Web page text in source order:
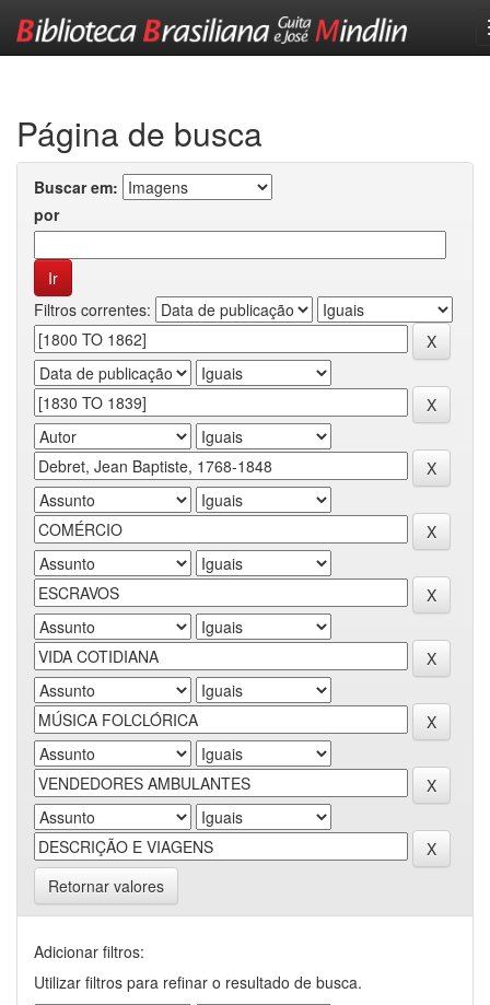
Página de busca
Buscar em:
por
Filtros correntes:
Retornar valores
Adicionar filtros:
Utilizar filtros para refinar o resultado de busca.